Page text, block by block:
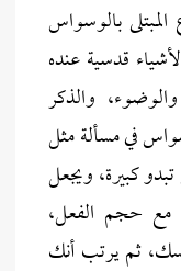
بالوسواس
قدسية عنده
والذكر
في مسألة مثل
كبيرة، ويجعل
مع حجم الفعل،
ثم يرتب أنك